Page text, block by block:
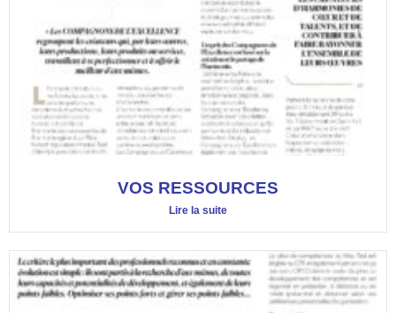
VOS RESSOURCES
Lire la suite